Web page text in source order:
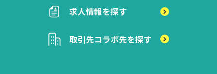
求人情報を探す
取引先コラボ先を探す